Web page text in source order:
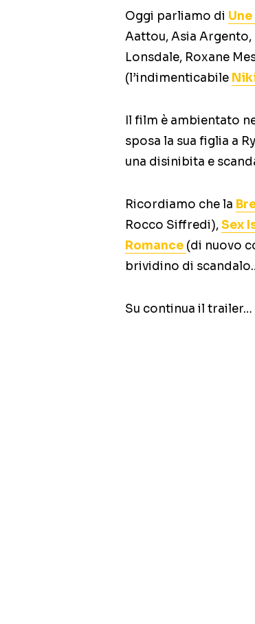
Oggi parliamo di
Aattou, Asia Argento,
Lonsdale, Roxane
(l’indimenticabile
Il film è ambientato
sposa la sua figlia a
una disinibita e
Ricordiamo che la
Rocco Siffredi),Sex
Romance (di nuovo
brividino di
Su continua il trailer…